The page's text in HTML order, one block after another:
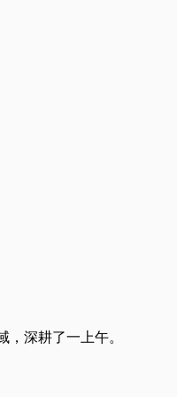
，深耕了一上午。